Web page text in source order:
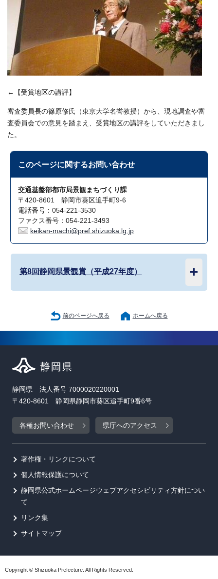
←【受賞地区の講評】
審査委員長の篠原修氏（東京大学名誉教授）から、現地調査や審
査委員会での意見を踏まえ、受賞地区の講評をしていただきまし
た。
このページに関するお問い合わせ
交通基盤部都市局景観まちづくり課
〒420-8601 静岡市葵区追手町9-6
電話番号：054-221-3530
ファクス番号：054-221-3493
keikan-machi@pref.shizuoka.lg.jp
第8回静岡県景観賞（平成27年度）
前のページへ戻る ホームへ戻る
静岡県 法人番号 7000020220001
〒420-8601 静岡県静岡市葵区追手町9番6号
各種お問い合わせ 県庁へのアクセス
著作権・リンクについて
個人情報保護について
静岡県公式ホームページウェブアクセシビリティ方針につい
て
リンク集
サイトマップ
Copyright © Shizuoka Prefecture. All Rights Reserved.